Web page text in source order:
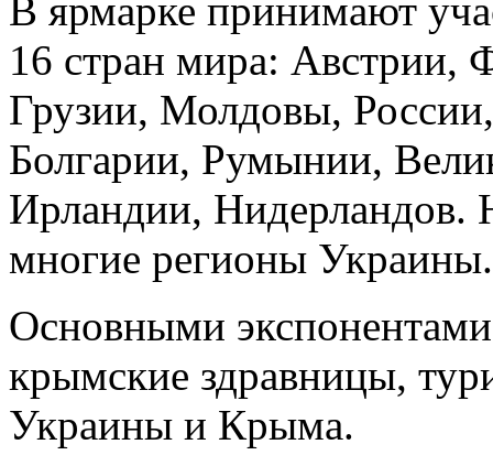
В ярмарке принимают
16 стран мира:
Грузии, Молдовы,
Болгарии, Румынии,
Ирландии, Нидерландов.
многие регионы Украины.
Основными
крымские здравницы,
Украины и Крыма.